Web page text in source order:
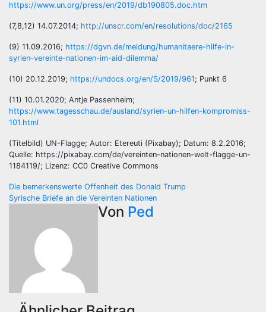
https://www.un.org/press/en/2019/db190805.doc.htm
(7,8,12) 14.07.2014; http://unscr.com/en/resolutions/doc/2165
(9) 11.09.2016; https://dgvn.de/meldung/humanitaere-hilfe-in-
syrien-vereinte-nationen-im-aid-dilemma/
(10) 20.12.2019; https://undocs.org/en/S/2019/961; Punkt 6
(11) 10.01.2020; Antje Passenheim;
https://www.tagesschau.de/ausland/syrien-un-hilfen-kompromiss-
101.html
(Titelbild) UN-Flagge; Autor: Etereuti (Pixabay); Datum: 8.2.2016;
Quelle: https://pixabay.com/de/vereinten-nationen-welt-flagge-un-
1184119/; Lizenz: CC0 Creative Commons
Beitragsnavigation
Die bemerkenswerte Offenheit des Donald Trump
Syrische Briefe an die Vereinten Nationen
Von Ped